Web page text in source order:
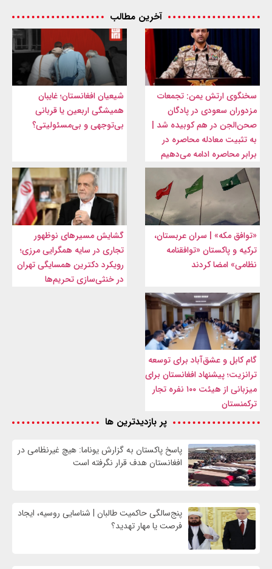
آخرین مطالب
سخنگوی ارتش یمن: تجمعات
مزدوران سعودی در پادگان
صحن‌الجن در هم کوبیده شد |
به تثبیت معادله محاصره در
برابر محاصره ادامه می‌دهیم
شیعیان افغانستان؛ غایبان
همیشگی اربعین یا قربانی
بی‌توجهی و بی‌مسئولیتی؟
«توافق مکه» | سران عربستان،
ترکیه و پاکستان «توافقنامه
نظامی» امضا کردند
گشایش مسیرهای نوظهور
تجاری در سایه همگرایی مرزی؛
رویکرد دکترین همسایگی تهران
در خنثی‌سازی تحریم‌ها
گام کابل و عشق‌آباد برای توسعه
ترانزیت؛ پیشنهاد افغانستان برای
میزبانی از هیئت ۱۰۰ نفره تجار
ترکمنستان
پر بازدیدترین ها
پاسخ پاکستان به گزارش یوناما: هیچ غیرنظامی در
افغانستان هدف قرار نگرفته است
پنج‌سالگی حاکمیت طالبان | شناسایی روسیه، ایجاد
فرصت‌ یا مهار تهدید؟